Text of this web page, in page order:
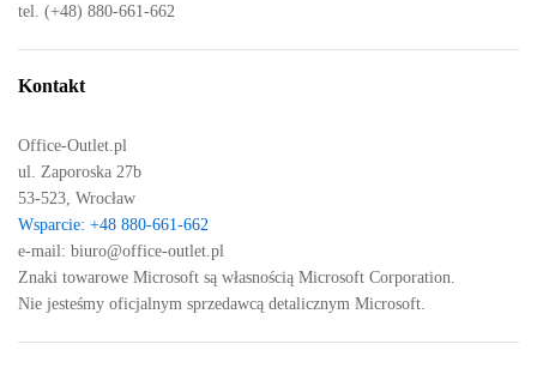
tel. (+48) 880-661-662
Kontakt
Office-Outlet.pl
ul. Zaporoska 27b
53-523, Wrocław
Wsparcie: +48 880-661-662
e-mail: biuro@office-outlet.pl
Znaki towarowe Microsoft są własnością Microsoft Corporation.
Nie jesteśmy oficjalnym sprzedawcą detalicznym Microsoft.